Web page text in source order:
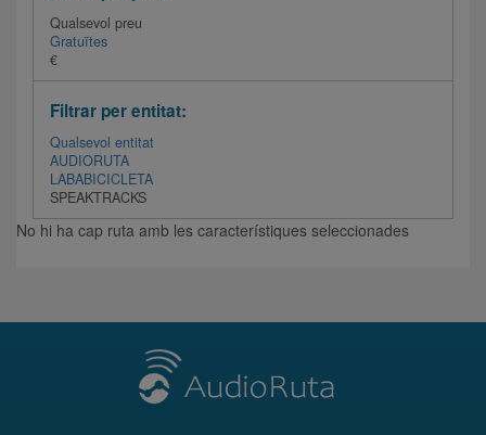
Qualsevol preu
Gratuïtes
€
Filtrar per entitat:
Qualsevol entitat
AUDIORUTA
LABABICICLETA
SPEAKTRACKS
No hi ha cap ruta amb les característiques seleccionades